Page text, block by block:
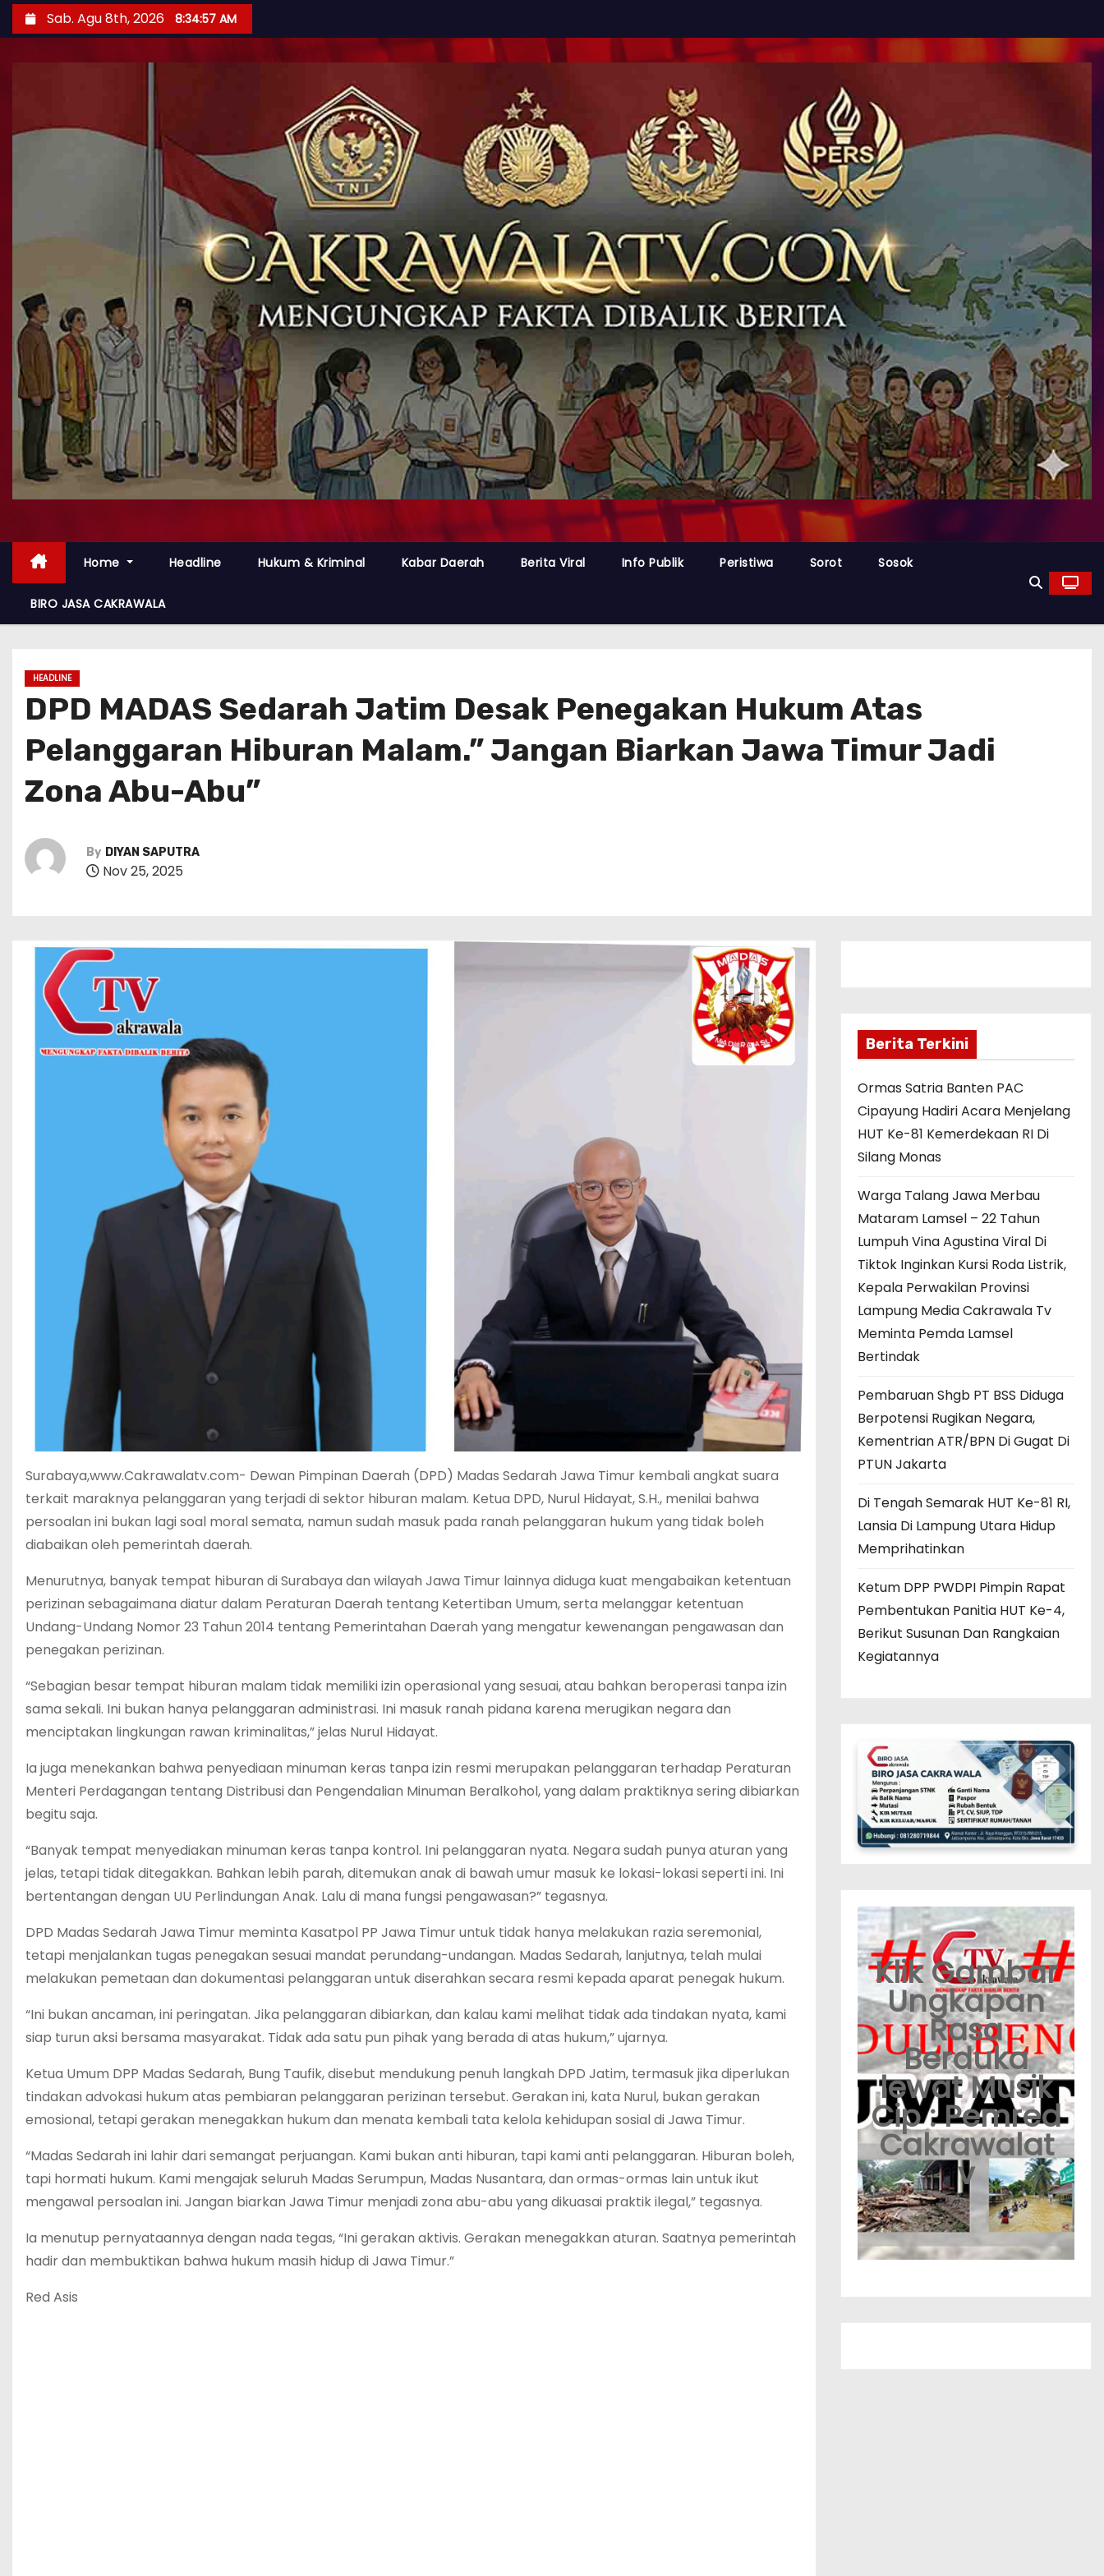
Sab. Agu 8th, 2026 8:34:59 AM
Home Headline Hukum & Kriminal Kabar Daerah Berita Viral Info Publik Peristiwa Sorot Sosok
BIRO JASA CAKRAWALA
HEADLINE
DPD MADAS Sedarah Jatim Desak Penegakan Hukum Atas
Pelanggaran Hiburan Malam.” Jangan Biarkan Jawa Timur Jadi
Zona Abu-Abu”
By DIYAN SAPUTRA
Nov 25, 2025
Surabaya,www.Cakrawalatv.com- Dewan Pimpinan Daerah (DPD) Madas Sedarah Jawa Timur kembali angkat suara
terkait maraknya pelanggaran yang terjadi di sektor hiburan malam. Ketua DPD, Nurul Hidayat, S.H., menilai bahwa
persoalan ini bukan lagi soal moral semata, namun sudah masuk pada ranah pelanggaran hukum yang tidak boleh
diabaikan oleh pemerintah daerah.
Menurutnya, banyak tempat hiburan di Surabaya dan wilayah Jawa Timur lainnya diduga kuat mengabaikan ketentuan
perizinan sebagaimana diatur dalam Peraturan Daerah tentang Ketertiban Umum, serta melanggar ketentuan
Undang-Undang Nomor 23 Tahun 2014 tentang Pemerintahan Daerah yang mengatur kewenangan pengawasan dan
penegakan perizinan.
“Sebagian besar tempat hiburan malam tidak memiliki izin operasional yang sesuai, atau bahkan beroperasi tanpa izin
sama sekali. Ini bukan hanya pelanggaran administrasi. Ini masuk ranah pidana karena merugikan negara dan
menciptakan lingkungan rawan kriminalitas,” jelas Nurul Hidayat.
Ia juga menekankan bahwa penyediaan minuman keras tanpa izin resmi merupakan pelanggaran terhadap Peraturan
Menteri Perdagangan tentang Distribusi dan Pengendalian Minuman Beralkohol, yang dalam praktiknya sering dibiarkan
begitu saja.
“Banyak tempat menyediakan minuman keras tanpa kontrol. Ini pelanggaran nyata. Negara sudah punya aturan yang
jelas, tetapi tidak ditegakkan. Bahkan lebih parah, ditemukan anak di bawah umur masuk ke lokasi-lokasi seperti ini. Ini
bertentangan dengan UU Perlindungan Anak. Lalu di mana fungsi pengawasan?” tegasnya.
DPD Madas Sedarah Jawa Timur meminta Kasatpol PP Jawa Timur untuk tidak hanya melakukan razia seremonial,
tetapi menjalankan tugas penegakan sesuai mandat perundang-undangan. Madas Sedarah, lanjutnya, telah mulai
melakukan pemetaan dan dokumentasi pelanggaran untuk diserahkan secara resmi kepada aparat penegak hukum.
“Ini bukan ancaman, ini peringatan. Jika pelanggaran dibiarkan, dan kalau kami melihat tidak ada tindakan nyata, kami
siap turun aksi bersama masyarakat. Tidak ada satu pun pihak yang berada di atas hukum,” ujarnya.
Ketua Umum DPP Madas Sedarah, Bung Taufik, disebut mendukung penuh langkah DPD Jatim, termasuk jika diperlukan
tindakan advokasi hukum atas pembiaran pelanggaran perizinan tersebut. Gerakan ini, kata Nurul, bukan gerakan
emosional, tetapi gerakan menegakkan hukum dan menata kembali tata kelola kehidupan sosial di Jawa Timur.
“Madas Sedarah ini lahir dari semangat perjuangan. Kami bukan anti hiburan, tapi kami anti pelanggaran. Hiburan boleh,
tapi hormati hukum. Kami mengajak seluruh Madas Serumpun, Madas Nusantara, dan ormas-ormas lain untuk ikut
mengawal persoalan ini. Jangan biarkan Jawa Timur menjadi zona abu-abu yang dikuasai praktik ilegal,” tegasnya.
Ia menutup pernyataannya dengan nada tegas, “Ini gerakan aktivis. Gerakan menegakkan aturan. Saatnya pemerintah
hadir dan membuktikan bahwa hukum masih hidup di Jawa Timur.”
Red Asis
Berita Terkini
Ormas Satria Banten PAC
Cipayung Hadiri Acara Menjelang
HUT Ke-81 Kemerdekaan RI Di
Silang Monas
Warga Talang Jawa Merbau
Mataram Lamsel – 22 Tahun
Lumpuh Vina Agustina Viral Di
Tiktok Inginkan Kursi Roda Listrik,
Kepala Perwakilan Provinsi
Lampung Media Cakrawala Tv
Meminta Pemda Lamsel
Bertindak
Pembaruan Shgb PT BSS Diduga
Berpotensi Rugikan Negara,
Kementrian ATR/BPN Di Gugat Di
PTUN Jakarta
Di Tengah Semarak HUT Ke-81 RI,
Lansia Di Lampung Utara Hidup
Memprihatinkan
Ketum DPP PWDPI Pimpin Rapat
Pembentukan Panitia HUT Ke-4,
Berikut Susunan Dan Rangkaian
Kegiatannya
Klik Gambar
Ungkapan
Rasa
Berduka
lewat Musik
Cip : Pemred
Cakrawalat
v